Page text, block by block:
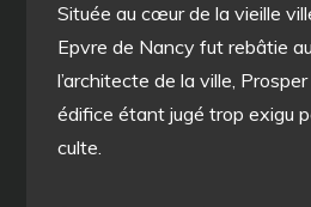
Située au cœur de la vieille
Epvre de Nancy fut rebâtie
l’architecte de la ville, Prosper
édifice étant jugé trop exigu
culte.